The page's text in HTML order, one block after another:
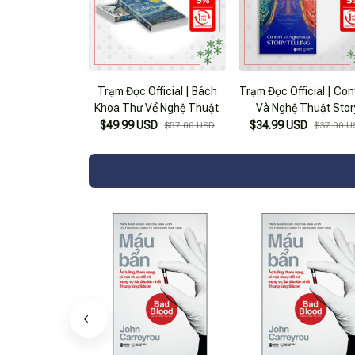
Trạm Đọc Official | Bách
Khoa Thư Về Nghệ Thuật
$49.99 USD $57.00 USD
Trạm Đọc Official |
Và Nghệ Thuật
Telling
$34.99 USD $37.00